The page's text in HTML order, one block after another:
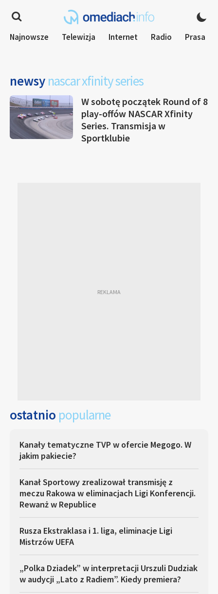
Najnowsze Telewizja Internet Radio Prasa
newsy nascar xfinity series
W sobotę początek Round of 8
play-offów NASCAR Xfinity
Series. Transmisja w
Sportklubie
ostatnio popularne
Kanały tematyczne TVP w ofercie Megogo. W
jakim pakiecie?
Kanał Sportowy zrealizował transmisję z
meczu Rakowa w eliminacjach Ligi Konferencji.
Rewanż w Republice
Rusza Ekstraklasa i 1. liga, eliminacje Ligi
Mistrzów UEFA
„Polka Dziadek” w interpretacji Urszuli Dudziak
w audycji „Lato z Radiem”. Kiedy premiera?